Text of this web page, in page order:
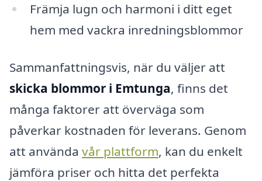
Främja lugn och harmoni i ditt eget
hem med vackra inredningsblommor
Sammanfattningsvis, när du väljer att
skicka blommor i Emtunga, finns det
många faktorer att överväga som
påverkar kostnaden för leverans. Genom
att använda vår plattform, kan du enkelt
jämföra priser och hitta det perfekta